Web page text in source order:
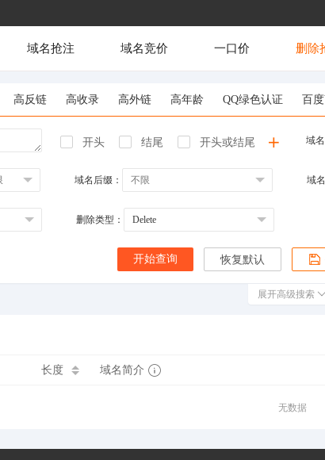
域名抢注 域名竞价 一口价 删除
高反链 高收录 高外链 高年龄 QQ绿色认证 百
开头 结尾 开头或结尾 域
域名后缀： 域
删除类型：
开始查询 恢复默认
展开高级搜索
长度 域名简介
无数据